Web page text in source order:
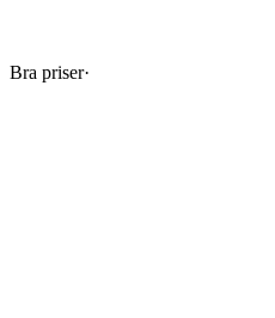
Bra priser·